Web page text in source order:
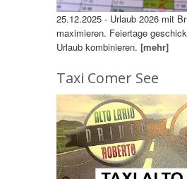
25.12.2025 - Urlaub 2026 mit
maximieren. Feiertage
Urlaub kombinieren. [mehr]
Taxi Comer See